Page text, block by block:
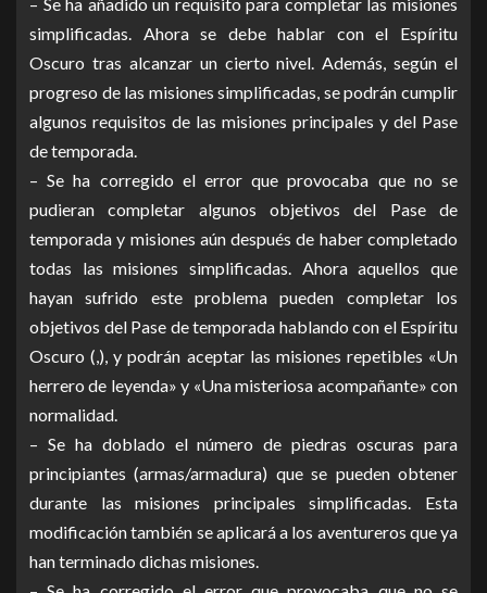
simplificadas. Ahora se debe hablar con el Espíritu
Oscuro tras alcanzar un cierto nivel. Además, según el
progreso de las misiones simplificadas, se podrán cumplir
algunos requisitos de las misiones principales y del Pase
de temporada.
– Se ha corregido el error que provocaba que no se
pudieran completar algunos objetivos del Pase de
temporada y misiones aún después de haber completado
todas las misiones simplificadas. Ahora aquellos que
hayan sufrido este problema pueden completar los
objetivos del Pase de temporada hablando con el Espíritu
Oscuro (,), y podrán aceptar las misiones repetibles «Un
herrero de leyenda» y «Una misteriosa acompañante» con
normalidad.
– Se ha doblado el número de piedras oscuras para
principiantes (armas/armadura) que se pueden obtener
durante las misiones principales simplificadas. Esta
modificación también se aplicará a los aventureros que ya
han terminado dichas misiones.